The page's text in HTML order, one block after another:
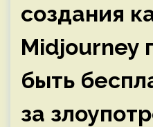
создания
Midjourney
быть
за